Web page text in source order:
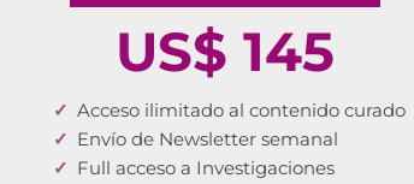
US$ 145
Acceso ilimitado al contenido curado
Envío de Newsletter semanal
Full acceso a Investigaciones